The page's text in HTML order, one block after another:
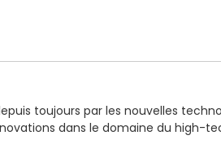
toujours par les nouvelles
dans le domaine du high-